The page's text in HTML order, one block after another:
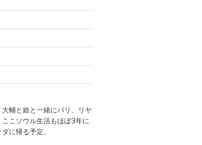
輔と姫と一緒にパリ、リヤ
ここソウル生活もほぼ3年に
に帰る予定。